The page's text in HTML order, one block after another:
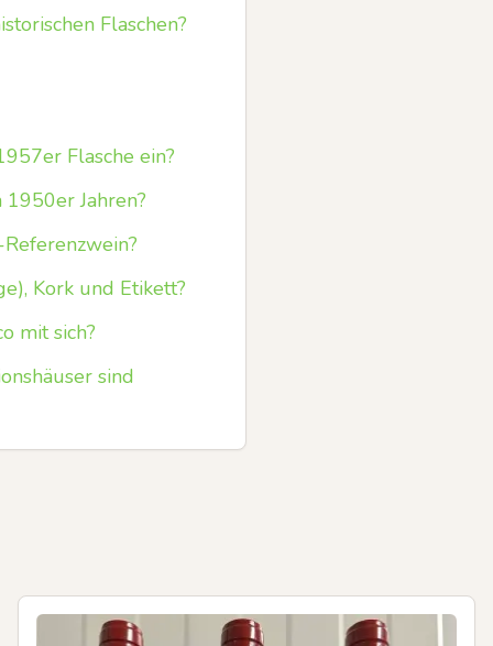
Flaschen?
Flasche ein?
Jahren?
Kork und Etikett?
mit sich?
sind